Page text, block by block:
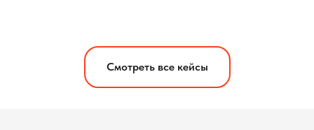
Смотреть все кейсы